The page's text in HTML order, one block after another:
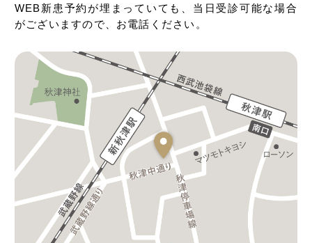
WEB新患予約が埋まっていても、当日受診可能な場合
がございますので、お電話ください。